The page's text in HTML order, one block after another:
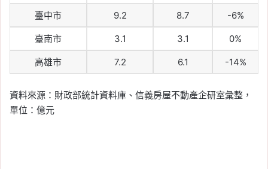
臺中市 9.2 8.7 -6%
臺南市 3.1 3.1 0%
高雄市 7.2 6.1 -14%
資料來源：財政部統計資料庫、信義房屋不動產企研室彙整，
單位：億元